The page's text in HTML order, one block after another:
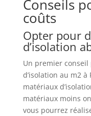
Conseils
coûts
Opter pour
d’isolation
Un premier
d’isolation au m2 à
matériaux
matériaux moins
vous pourrez